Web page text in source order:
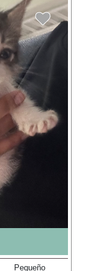
Pequeño